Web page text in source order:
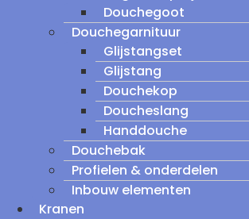
Douchegoot
Douchegarnituur
Glijstangset
Glijstang
Douchekop
Doucheslang
Handdouche
Douchebak
Profielen & onderdelen
Inbouw elementen
Kranen